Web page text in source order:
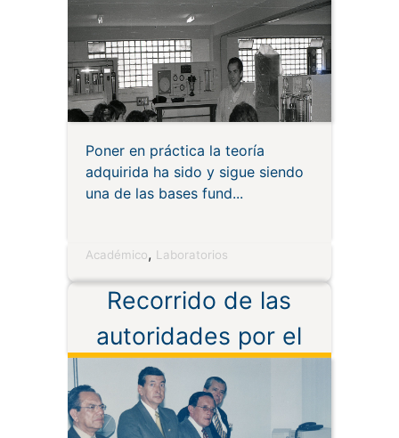
Poner en práctica la teoría
adquirida ha sido y sigue siendo
una de las bases fund
Académico, Laboratorios
Recorrido de las
autoridades por el
laboratorio UTPL